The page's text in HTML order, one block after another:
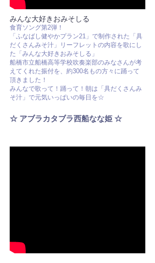
みんな大好きおみそしる
食育ソング第2弾！
「ふなばし健やかプラン21」で制作された「具
だくさんみそ汁」リーフレットの内容を歌にし
た「みんな大好きおみそしる」
船橋市立船橋高等学校吹奏楽部のみなさんが考
えてくれた振付を、約300名もの方々に踊って
頂きました！
みんなで歌って！踊って！朝は「具だくさんみ
そ汁」で元気いっぱいの毎日を☆
☆ アブラカタブラ西船なな姫 ☆